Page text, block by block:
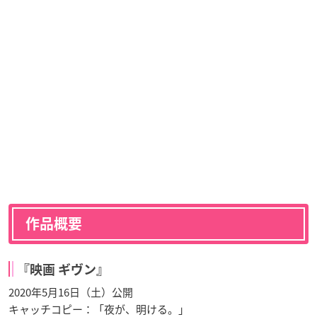
作品概要
『映画 ギヴン』
2020年5月16日（土）公開
キャッチコピー：「夜が、明ける。」